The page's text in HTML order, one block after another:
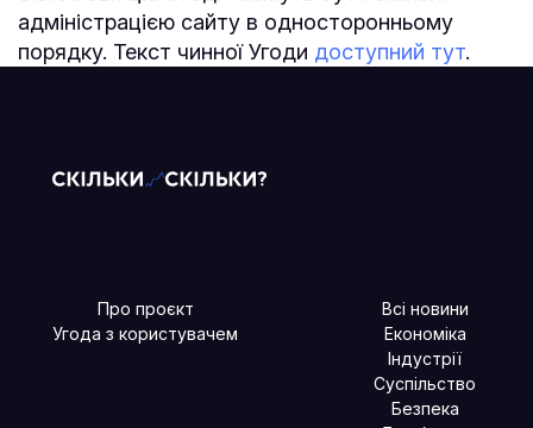
адміністрацією сайту в односторонньому
порядку. Текст чинної Угоди доступний тут.
Про проєкт
Угода з користувачем
Всі новини
Економіка
Індустрії
Суспільство
Безпека